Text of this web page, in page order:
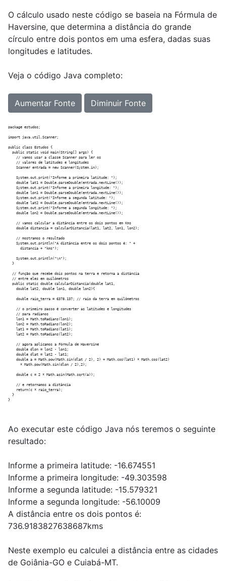
O cálculo usado neste código se baseia na Fórmula de
Haversine, que determina a distância do grande
círculo entre dois pontos em uma esfera, dadas suas
longitudes e latitudes.
Veja o código Java completo:
Aumentar Fonte Diminuir Fonte
package estudos;
import java.util.Scanner;
public class Estudos {
  public static void main(String[] args) {
    // vamos usar a classe Scanner para ler os
    // valores de latitudes e longitudes
    Scanner entrada = new Scanner(System.in);
    System.out.print("Informe a primeira latitude: ");
    double lat1 = Double.parseDouble(entrada.nextLine());
    System.out.print("Informe a primeira longitude: ");
    double lon1 = Double.parseDouble(entrada.nextLine());
    System.out.print("Informe a segunda latitude: ");
    double lat2 = Double.parseDouble(entrada.nextLine());
    System.out.print("Informe a segunda longitude: ");
    double lon2 = Double.parseDouble(entrada.nextLine());
    // vamos calcular a distância entre os dois pontos em Kms
    double distancia = calcularDistancia(lat1, lat2, lon1, lon2);
    // mostramos o resultado
    System.out.println("A distância entre os dois pontos é: " +
      distancia + "kms");
    System.out.println("\n");
  }
  // função que recebe dois pontos na terra e retorna a distância
  // entre eles em quilômetros
  public static double calcularDistancia(double lat1,
    double lat2, double lon1, double lon2){
    double raio_terra = 6378.137; // raio da terra em quilômetros
    // o primeiro passo é converter as latitudes e longitudes
    // para radianos
    lon1 = Math.toRadians(lon1);
    lon2 = Math.toRadians(lon2);
    lat1 = Math.toRadians(lat1);
    lat2 = Math.toRadians(lat2);
    // agora aplicamos a Fórmula de Haversine
    double dlon = lon2 - lon1;
    double dlat = lat2 - lat1;
    double a = Math.pow(Math.sin(dlat / 2), 2) + Math.cos(lat1) * Math.cos(lat2)
      * Math.pow(Math.sin(dlon / 2),2);
    double c = 2 * Math.asin(Math.sqrt(a));
    // e retornamos a distância
    return(c * raio_terra);
  }
Ao executar este código Java nós teremos o seguinte
resultado:
Informe a primeira latitude: -16.674551
Informe a primeira longitude: -49.303598
Informe a segunda latitude: -15.579321
Informe a segunda longitude: -56.10009
A distância entre os dois pontos é:
736.9183827638687kms
Neste exemplo eu calculei a distância entre as cidades
de Goiânia-GO e Cuiabá-MT.